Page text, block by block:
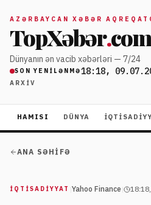
AZƏRBAYCAN XƏBƏR
TopXəbər.com
Dünyanın ən vacib xəbərləri — 7/24
SON YENILƏNMƏ18:18,
ARXIV
HAMISI DÜNYA
ANA SƏHIFƏ
İQTISADIYYAT Yahoo Finance